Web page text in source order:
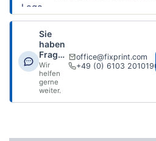
Sie
haben
Fragen?
Wir
helfen
gerne
weiter.
office@fixprint.com
+49 (0) 6103 2010190